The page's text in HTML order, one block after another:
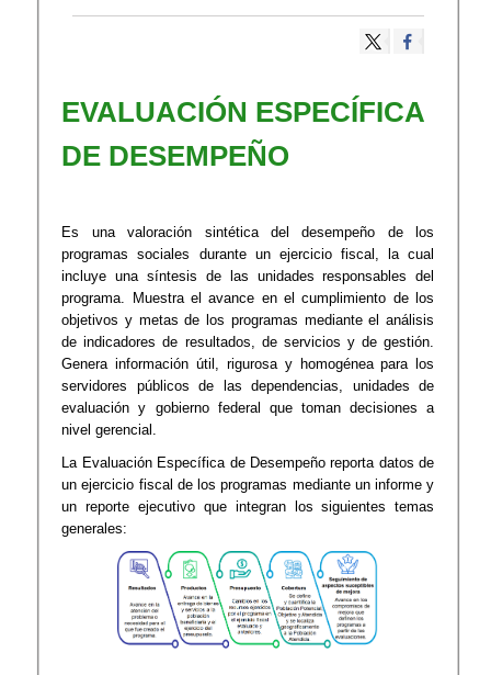
EVALUACIÓN ESPECÍFICA
DE DESEMPEÑO
Es una valoración sintética del desempeño de los
programas sociales durante un ejercicio fiscal, la cual
incluye una síntesis de las unidades responsables del
programa. Muestra el avance en el cumplimiento de los
objetivos y metas de los programas mediante el análisis
de indicadores de resultados, de servicios y de gestión.
Genera información útil, rigurosa y homogénea para los
servidores públicos de las dependencias, unidades de
evaluación y gobierno federal que toman decisiones a
nivel gerencial.
La Evaluación Específica de Desempeño reporta datos de
un ejercicio fiscal de los programas mediante un informe y
un reporte ejecutivo que integran los siguientes temas
generales: